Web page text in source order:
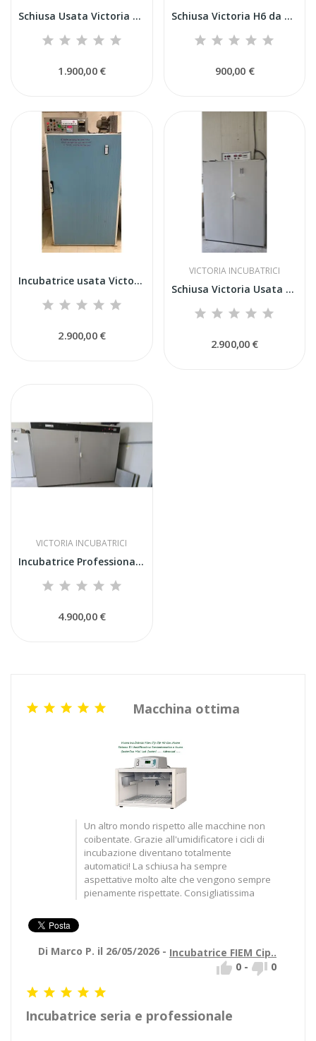
Schiusa Usata Victoria H12 da 1.782 uova
1.900,00 €
Schiusa Victoria H6 da 900 uova
900,00 €
Incubatrice usata Victoria I18 da 2592 uova
2.900,00 €
VICTORIA INCUBATRICI
Schiusa Victoria Usata Mod. H24 – Capacità...
2.900,00 €
VICTORIA INCUBATRICI
Incubatrice Professionale Victoria I72 Usata –...
4.900,00 €
     Macchina ottima
Un altro mondo rispetto alle macchine non
coibentate. Grazie all'umidificatore i cicli di
incubazione diventano totalmente
automatici! La schiusa ha sempre
aspettative molto alte che vengono sempre
pienamente rispettate. Consigliatissima
Di Marco P. il 26/05/2026 - Incubatrice FIEM Cip..
 0 -  0
    
Incubatrice seria e professionale